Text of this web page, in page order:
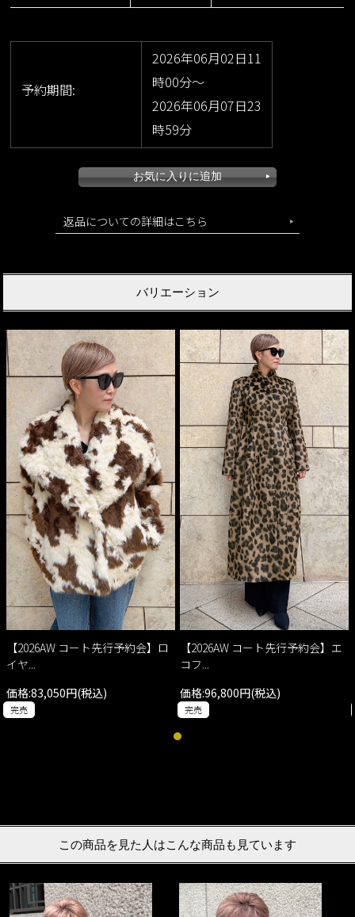
予約期間:
2026年06月02日11
時00分～
2026年06月07日23
時59分
返品についての詳細はこちら
バリエーション
【2026AW コート先行予約会】ロ
イヤ...
価格:83,050円(税込)
完売
【2026AW コート先行予約会】エ
コフ...
価格:96,800円(税込)
完売
この商品を見た人はこんな商品も見ています